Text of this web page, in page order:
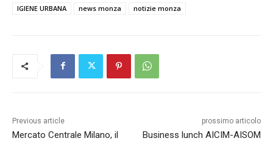
IGIENE URBANA
news monza notizie monza
Previous article
Mercato Centrale Milano, il
prossimo articolo
Business lunch AICIM-AISOM